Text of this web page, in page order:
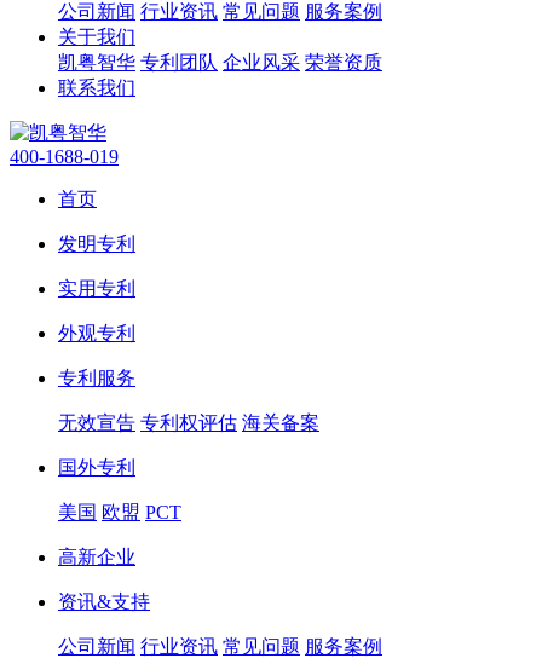
公司新闻 行业资讯 常见问题 服务案例
关于我们
凯粤智华 专利团队 企业风采 荣誉资质
联系我们
400-1688-019
首页
发明专利
实用专利
外观专利
专利服务
无效宣告 专利权评估 海关备案
国外专利
美国 欧盟 PCT
高新企业
资讯&支持
公司新闻 行业资讯 常见问题 服务案例